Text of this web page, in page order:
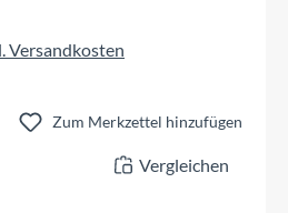
Versandkosten
Zum Merkzettel hinzufügen
Vergleichen